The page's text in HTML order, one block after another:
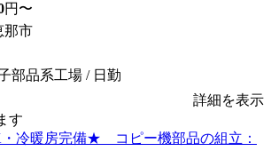
円〜
那市
部品系工場 / 日勤
詳細を表示
す